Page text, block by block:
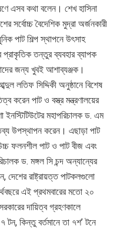
এসব কথা বলেন। শেখ হাসিনা
সর্বোচ্চ বৈদেশিক মুদ্রা অর্জনকারী
পাট শিল্প স্থাপনে উৎসাহ
প্রাকৃতিক তন্তুর ব্যবহার ব্যাপক
জন্য খুবই আশাব্যঞ্জক।
লতিফ সিদ্দিকী অনুষ্ঠানে বিশেষ
করেন পাট ও বস্ত্র মন্ত্রণালয়ের
মহাপরিচালক ড. এম
উপস্থাপন করেন। এছাড়া পাট
ফলনশীল পাট ও পাট বীজ এবং
ড. মঙ্গল সি চন্দ অন্যান্যের
দেশের রাষ্ট্রায়ত্ত পাটকলগুলো
এই প্রথমবারের মতো ২০
দায়িত্ব গ্রহণকালে
টন, কিন্তু বর্তমানে তা ৭শ’ টনে